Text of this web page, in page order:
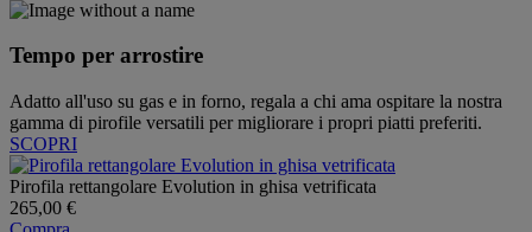
Tempo per arrostire
Adatto all'uso su gas e in forno, regala a chi ama ospitare la nostra
gamma di pirofile versatili per migliorare i propri piatti preferiti.
SCOPRI
Pirofila rettangolare Evolution in ghisa vetrificata
265,00 €